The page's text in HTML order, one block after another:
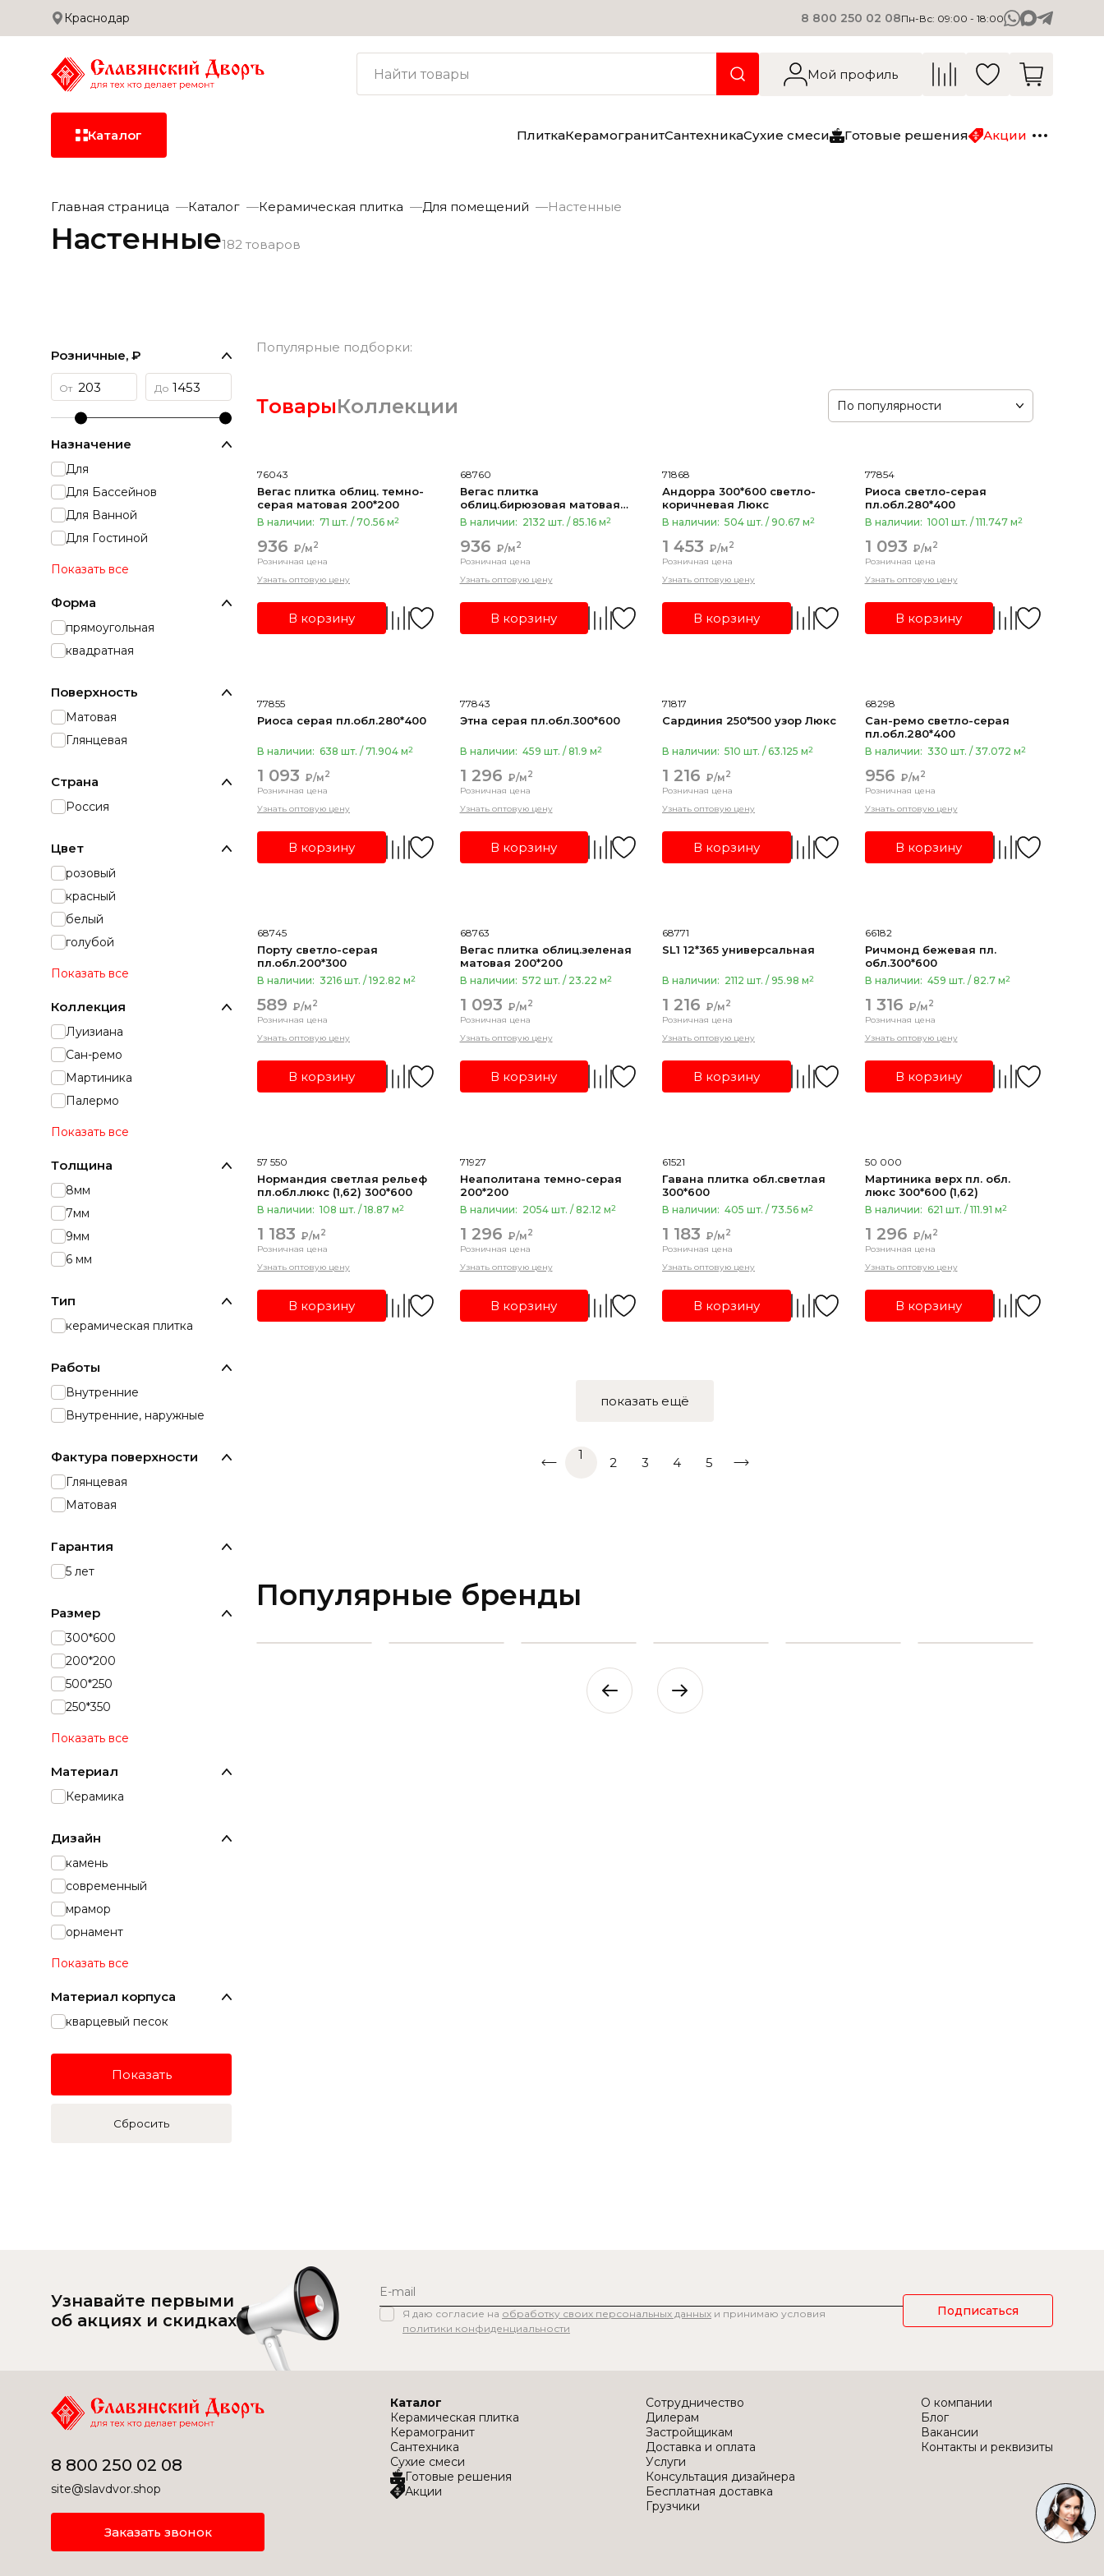
Краснодар 8 800 250 02 08Пн-Вс: 09:00 - 18:00
Мой профиль
Каталог ПлиткаКерамогранитСантехникаСухие смеси Готовые решения Акции
Сотрудничество
Дилерам
Застройщикам
Доставка и оплата
Услуги
Бесплатная доставка
Грузчики
О компании
Вакансии
Блог
Контакты
Керамическая
плитка
Керамогранит
Сухие смеси
Главная страница Каталог Керамическая плитка Для помещений Настенные
Настенные182 товаров
Розничные, ₽
Назначение
Для
Для Бассейнов
Для Ванной
Для Гостиной
Показать все
Форма
прямоугольная
квадратная
Поверхность
Матовая
Глянцевая
Страна
Россия
Цвет
розовый
красный
белый
голубой
Показать все
Коллекция
Луизиана
Сан-ремо
Мартиника
Палермо
Показать все
Толщина
8мм
7мм
9мм
6 мм
Тип
керамическая плитка
Работы
Внутренние
Внутренние, наружные
Фактура поверхности
Глянцевая
Матовая
Гарантия
5 лет
Размер
300*600
200*200
500*250
250*350
Показать все
Материал
Керамика
Дизайн
камень
современный
мрамор
орнамент
Показать все
Материал корпуса
кварцевый песок
Показать
Сбросить
Популярные подборки:
ТоварыКоллекции По популярности
76043
Вегас плитка облиц. темно-
серая матовая 200*200
В наличии: 71 шт. / 70.56 м2
936 ₽/м2
Розничная цена
Узнать оптовую цену
В корзину
68760
Вегас плитка
облиц.бирюзовая матовая
200*200
В наличии: 2132 шт. / 85.16 м2
936 ₽/м2
Розничная цена
Узнать оптовую цену
В корзину
71868
Андорра 300*600 светло-
коричневая Люкс
В наличии: 504 шт. / 90.67 м2
1 453 ₽/м2
Розничная цена
Узнать оптовую цену
В корзину
77854
Риоса светло-серая
пл.обл.280*400
В наличии: 1001 шт. / 111.747 м2
1 093 ₽/м2
Розничная цена
Узнать оптовую цену
В корзину
77855
Риоса серая пл.обл.280*400
В наличии: 638 шт. / 71.904 м2
1 093 ₽/м2
Розничная цена
Узнать оптовую цену
В корзину
77843
Этна серая пл.обл.300*600
В наличии: 459 шт. / 81.9 м2
1 296 ₽/м2
Розничная цена
Узнать оптовую цену
В корзину
71817
Сардиния 250*500 узор Люкс
В наличии: 510 шт. / 63.125 м2
1 216 ₽/м2
Розничная цена
Узнать оптовую цену
В корзину
68298
Сан-ремо светло-серая
пл.обл.280*400
В наличии: 330 шт. / 37.072 м2
956 ₽/м2
Розничная цена
Узнать оптовую цену
В корзину
68745
Порту светло-серая
пл.обл.200*300
В наличии: 3216 шт. / 192.82 м2
589 ₽/м2
Розничная цена
Узнать оптовую цену
В корзину
68763
Вегас плитка облиц.зеленая
матовая 200*200
В наличии: 572 шт. / 23.22 м2
1 093 ₽/м2
Розничная цена
Узнать оптовую цену
В корзину
68771
SL1 12*365 универсальная
В наличии: 2112 шт. / 95.98 м2
1 216 ₽/м2
Розничная цена
Узнать оптовую цену
В корзину
66182
Ричмонд бежевая пл.
обл.300*600
В наличии: 459 шт. / 82.7 м2
1 316 ₽/м2
Розничная цена
Узнать оптовую цену
В корзину
57 550
Нормандия светлая рельеф
пл.обл.люкс (1,62) 300*600
В наличии: 108 шт. / 18.87 м2
1 183 ₽/м2
Розничная цена
Узнать оптовую цену
В корзину
71927
Неаполитана темно-серая
200*200
В наличии: 2054 шт. / 82.12 м2
1 296 ₽/м2
Розничная цена
Узнать оптовую цену
В корзину
61521
Гавана плитка обл.светлая
300*600
В наличии: 405 шт. / 73.56 м2
1 183 ₽/м2
Розничная цена
Узнать оптовую цену
В корзину
50 000
Мартиника верх пл. обл.
люкс 300*600 (1,62)
В наличии: 621 шт. / 111.91 м2
1 296 ₽/м2
Розничная цена
Узнать оптовую цену
В корзину
показать ещё
1
2 3 4 5
Популярные бренды
Узнавайте первыми
об акциях и скидках
Я даю согласие на обработку своих персональных данных и принимаю условия
политики конфиденциальности
Подписаться
8 800 250 02 08
site@slavdvor.shop
Заказать звонок
Каталог
Керамическая плитка
Керамогранит
Сантехника
Сухие смеси
Готовые решения
Акции
Сотрудничество
Дилерам
Застройщикам
Доставка и оплата
Услуги
Консультация дизайнера
Бесплатная доставка
Грузчики
О компании
Блог
Вакансии
Контакты и реквизиты